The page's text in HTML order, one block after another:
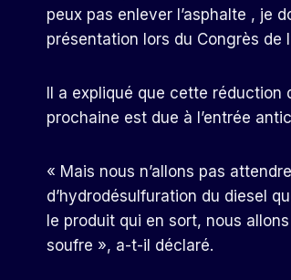
peux pas enlever l’asphalte , je
présentation lors du Congrès de
Il a expliqué que cette
prochaine est due à l’entrée
« Mais nous n’allons pas
d’hydrodésulfuration du diesel
le produit qui en sort, nous
soufre », a-t-il déclaré.